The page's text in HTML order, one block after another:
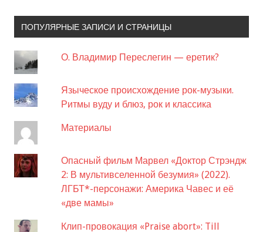
ПОПУЛЯРНЫЕ ЗАПИСИ И СТРАНИЦЫ
О. Владимир Переслегин — еретик?
Языческое происхождение рок-музыки.
Ритмы вуду и блюз, рок и классика
Материалы
Опасный фильм Марвел «Доктор Стрэндж
2: В мультивселенной безумия» (2022).
ЛГБТ*-персонажи: Америка Чавес и её
«две мамы»
Клип-провокация «Praise abort»: Till